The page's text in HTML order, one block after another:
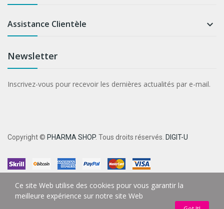
Assistance Clientèle 
Newsletter
Inscrivez-vous pour recevoir les dernières actualités par e-mail.
Copyright © PHARMA SHOP. Tous droits réservés. DIGIT-U
Ce site Web utilise des cookies pour vous garantir la
meilleure expérience sur notre site Web